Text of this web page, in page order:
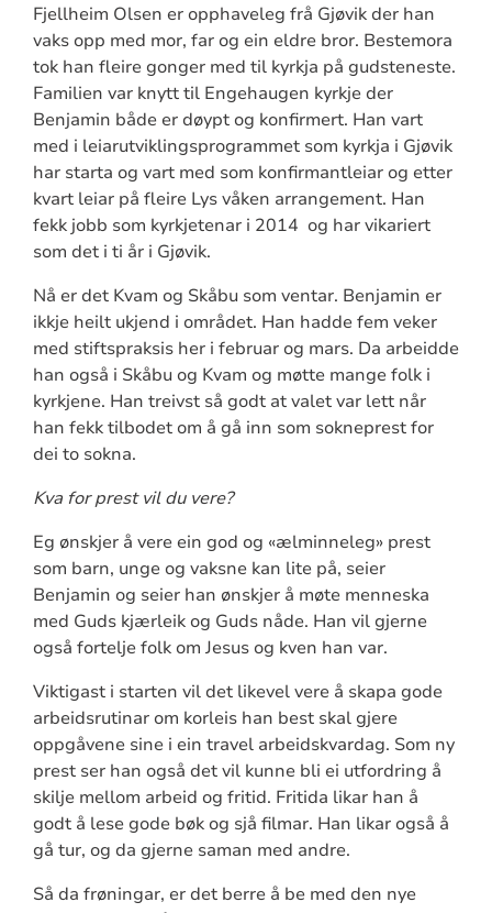
Fjellheim Olsen er opphaveleg frå Gjøvik der han
vaks opp med mor, far og ein eldre bror. Bestemora
tok han fleire gonger med til kyrkja på gudsteneste.
Familien var knytt til Engehaugen kyrkje der
Benjamin både er døypt og konfirmert. Han vart
med i leiarutviklingsprogrammet som kyrkja i Gjøvik
har starta og vart med som konfirmantleiar og etter
kvart leiar på fleire Lys våken arrangement. Han
fekk jobb som kyrkjetenar i 2014 og har vikariert
som det i ti år i Gjøvik.
Nå er det Kvam og Skåbu som ventar. Benjamin er
ikkje heilt ukjend i området. Han hadde fem veker
med stiftspraksis her i februar og mars. Da arbeidde
han også i Skåbu og Kvam og møtte mange folk i
kyrkjene. Han treivst så godt at valet var lett når
han fekk tilbodet om å gå inn som sokneprest for
dei to sokna.
Kva for prest vil du vere?
Eg ønskjer å vere ein god og «ælminneleg» prest
som barn, unge og vaksne kan lite på, seier
Benjamin og seier han ønskjer å møte menneska
med Guds kjærleik og Guds nåde. Han vil gjerne
også fortelje folk om Jesus og kven han var.
Viktigast i starten vil det likevel vere å skapa gode
arbeidsrutinar om korleis han best skal gjere
oppgåvene sine i ein travel arbeidskvardag. Som ny
prest ser han også det vil kunne bli ei utfordring å
skilje mellom arbeid og fritid. Fritida likar han å
godt å lese gode bøk og sjå filmar. Han likar også å
gå tur, og da gjerne saman med andre.
Så da frøningar, er det berre å be med den nye